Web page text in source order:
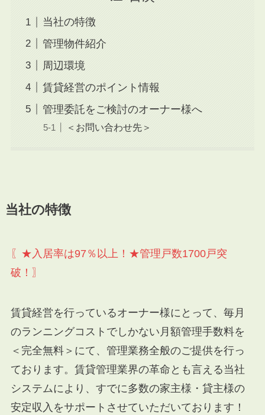
当社の特徴
管理物件紹介
周辺環境
賃貸経営のポイント情報
管理委託をご検討のオーナー様へ
＜お問い合わせ先＞
当社の特徴
〖★入居率は97％以上！★管理戸数1700戸突
破！〗
賃貸経営を行っているオーナー様にとって、毎月
のランニングコストでしかない月額管理手数料を
＜完全無料＞にて、管理業務全般のご提供を行っ
ております。賃貸管理業界の革命とも言える当社
システムにより、すでに多数の家主様・貸主様の
安定収入をサポートさせていただいております！